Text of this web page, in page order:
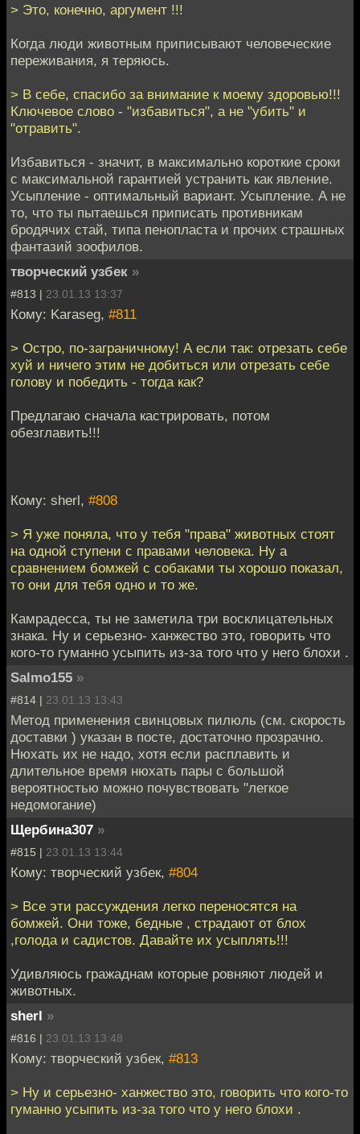
> Это, конечно, аргумент !!!
Когда люди животным приписывают человеческие
переживания, я теряюсь.
> В себе, спасибо за внимание к моему здоровью!!!
Ключевое слово - "избавиться", а не "убить" и
"отравить".
Избавиться - значит, в максимально короткие сроки
с максимальной гарантией устранить как явление.
Усыпление - оптимальный вариант. Усыпление. А не
то, что ты пытаешься приписать противникам
бродячих стай, типа пенопласта и прочих страшных
фантазий зоофилов.
творческий узбек »
#813 | 23.01.13 13:37
Кому: Karaseg, #811
> Остро, по-заграничному! А если так: отрезать себе
хуй и ничего этим не добиться или отрезать себе
голову и победить - тогда как?
Предлагаю сначала кастрировать, потом
обезглавить!!!
Кому: sherl, #808
> Я уже поняла, что у тебя "права" животных стоят
на одной ступени с правами человека. Ну а
сравнением бомжей с собаками ты хорошо показал,
то они для тебя одно и то же.
Камрадесса, ты не заметила три восклицательных
знака. Ну и серьезно- ханжество это, говорить что
кого-то гуманно усыпить из-за того что у него блохи .
Salmo155 »
#814 | 23.01.13 13:43
Метод применения свинцовых пилюль (см. скорость
доставки ) указан в посте, достаточно прозрачно.
Нюхать их не надо, хотя если расплавить и
длительное время нюхать пары с большой
вероятностью можно почувствовать "легкое
недомогание)
Щербина307 »
#815 | 23.01.13 13:44
Кому: творческий узбек, #804
> Все эти рассуждения легко переносятся на
бомжей. Они тоже, бедные , страдают от блох
,голода и садистов. Давайте их усыплять!!!
Удивляюсь гражаднам которые ровняют людей и
животных.
sherl »
#816 | 23.01.13 13:48
Кому: творческий узбек, #813
> Ну и серьезно- ханжество это, говорить что кого-то
гуманно усыпить из-за того что у него блохи .